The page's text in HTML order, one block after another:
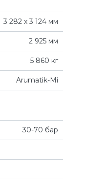
3 282 x 3 124 мм
2 925 мм
5 860 кг
Arumatik-Mi
30-70 бар